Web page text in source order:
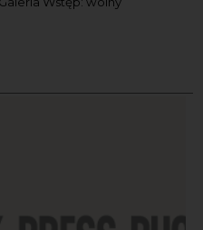
symbole. Grafika i